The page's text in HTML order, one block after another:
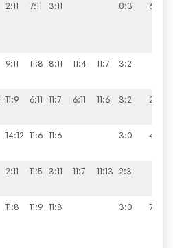
2:11 7:11 3:11 0:3 6:9
9:11 11:8 8:11 11:4 11:7 3:2
11:9 6:11 11:7 6:11 11:6 3:2 2:9
14:12 11:6 11:6 3:0 4:9
2:11 11:5 3:11 11:7 11:13 2:3
11:8 11:9 11:8 3:0 7:9